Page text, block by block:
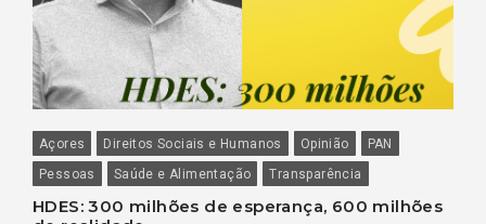
Açores Direitos Sociais e Humanos Opinião
PAN
Pessoas
Saúde e Alimentação Transparência
HDES: 300 milhões de esperança, 600 milhões